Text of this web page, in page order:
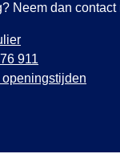
Neem dan contact
911